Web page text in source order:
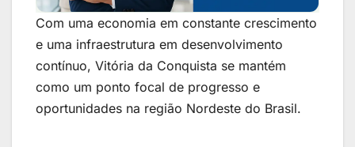
Com uma economia em constante crescimento
e uma infraestrutura em desenvolvimento
contínuo, Vitória da Conquista se mantém
como um ponto focal de progresso e
oportunidades na região Nordeste do Brasil.